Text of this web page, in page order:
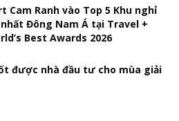
Cam Ranh vào Top 5 Khu nghỉ
Đông Nam Á tại Travel +
Best Awards 2026
được nhà đầu tư cho mùa giải